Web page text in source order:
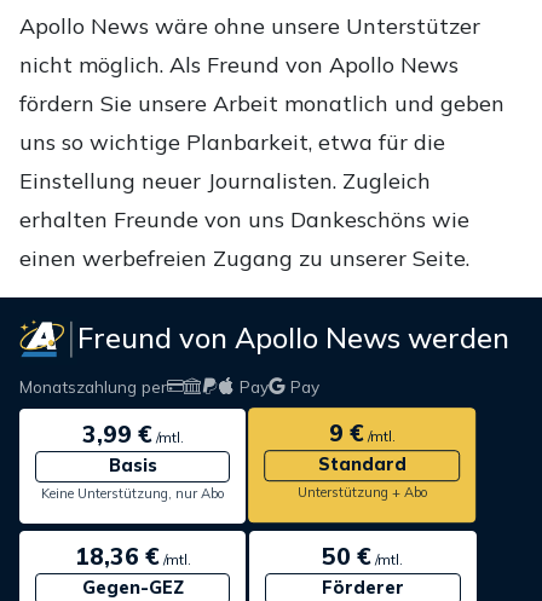
Apollo News wäre ohne unsere Unterstützer
nicht möglich. Als Freund von Apollo News
fördern Sie unsere Arbeit monatlich und geben
uns so wichtige Planbarkeit, etwa für die
Einstellung neuer Journalisten. Zugleich
erhalten Freunde von uns Dankeschöns wie
einen werbefreien Zugang zu unserer Seite.
Freund von Apollo News werden
Monatszahlung per Pay Pay
3,99 €/mtl.
Basis
Keine Unterstützung, nur Abo
9 €/mtl.
Standard
Unterstützung + Abo
18,36 €/mtl.
Gegen-GEZ
50 € /mtl.
Förderer